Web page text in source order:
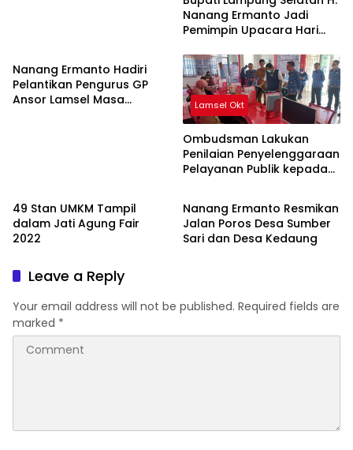
Nanang Ermanto Jadi
Pemimpin Upacara Hari
Nanang Ermanto Hadiri
Pelantikan Pengurus GP
Ansor Lamsel Masa
Lamsel Okt
Ombudsman Lakukan
Penilaian Penyelenggaraan
Pelayanan Publik kepada
49 Stan UMKM Tampil
dalam Jati Agung Fair
2022
Lamsel Okt
Nanang Ermanto Resmikan
Jalan Poros Desa Sumber
Sari dan Desa Kedaung
Leave a Reply
Your email address will not be published. Required fields are
marked *